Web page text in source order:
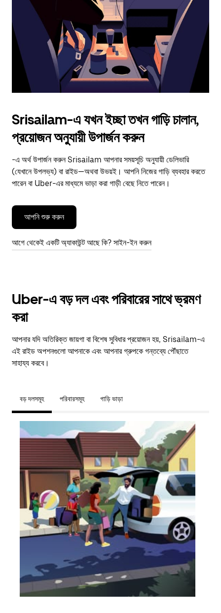
the
calendar.
Srisailam-এ যখন ইচ্ছা তখন গাড়ি চালান,
প্রয়োজন অনুযায়ী উপার্জন করুন
-এ অর্থ উপার্জন করুন Srisailam আপনার সময়সূচি অনুযায়ী ডেলিভারি
(যেখানে উপলভ্য) বা রাইড—অথবা উভয়ই। আপনি নিজের গাড়ি ব্যবহার করতে
পারেন বা Uber-এর মাধ্যমে ভাড়া করা গাড়ী বেছে নিতে পারেন।
আপনি শুরু করুন
আগে থেকেই একটি অ্যাকাউন্ট আছে কি? সাইন-ইন করুন
Uber-এ বড় দল এবং পরিবারের সাথে ভ্রমণ
করা
আপনার যদি অতিরিক্ত জায়গা বা বিশেষ সুবিধার প্রয়োজন হয়, Srisailam-এ
এই রাইড অপশনগুলো আপনাকে এবং আপনার গ্রুপকে গন্তব্যে পৌঁছাতে
সাহায্য করবে।
বড় দলসমূহ পরিবারসমূহ গাড়ি ভাড়া